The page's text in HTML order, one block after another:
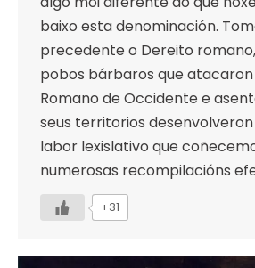
baixo esta denominación.
precedente o Dereito
pobos bárbaros que
Romano de Occidente e
seus territorios
labor lexislativo que
numerosas recompilacións
+31